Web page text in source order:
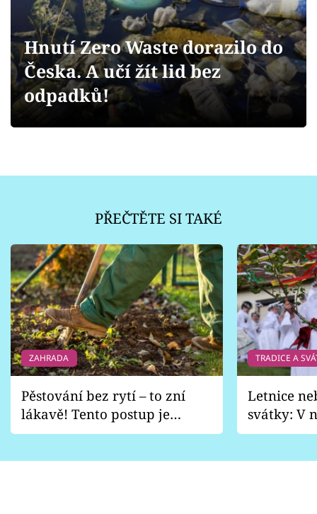
Přihlášení
Sledujte nás
Hnutí Zero Waste dorazilo do
Česka. A učí žít lid bez
odpadků!
PŘEČTĚTE SI TAKÉ
ZAHRADA
Pěstování bez rytí – to zní
lákavě! Tento postup je
vhodný jen pro některé
TRADICE A
Letnice
svátky: V
pondělí